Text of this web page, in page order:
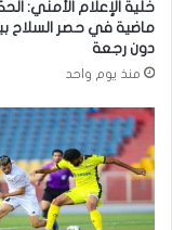
ق
ر
ر
ا
ت
ا
ل
ي
ل
و
خ
ذ
ل
خلية الإعلام الأمني:
ماضية في حصر السلاح
دون رجعة
منذ يوم واحد